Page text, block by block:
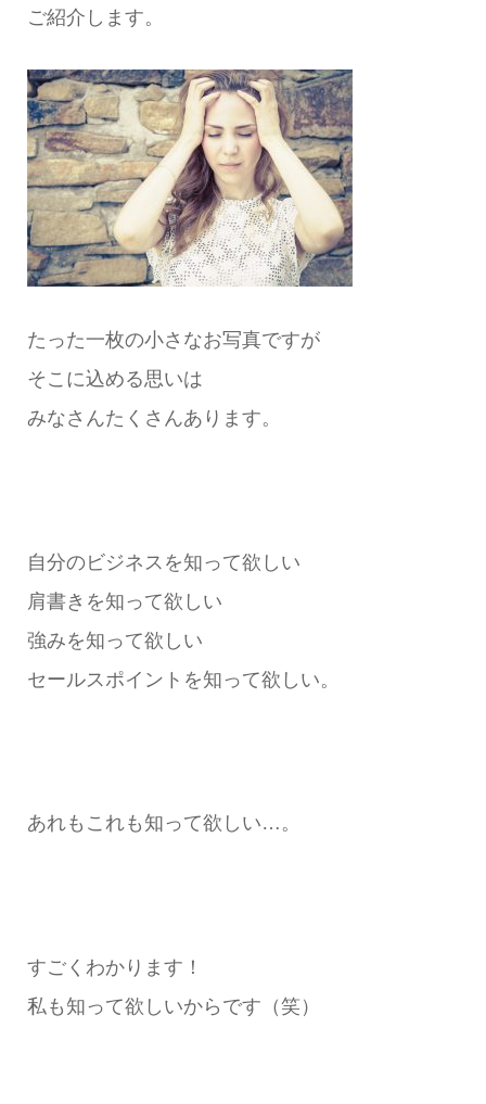
ご紹介します。
たった一枚の小さなお写真ですが
そこに込める思いは
みなさんたくさんあります。
自分のビジネスを知って欲しい
肩書きを知って欲しい
強みを知って欲しい
セールスポイントを知って欲しい。
あれもこれも知って欲しい…。
すごくわかります！
私も知って欲しいからです（笑）